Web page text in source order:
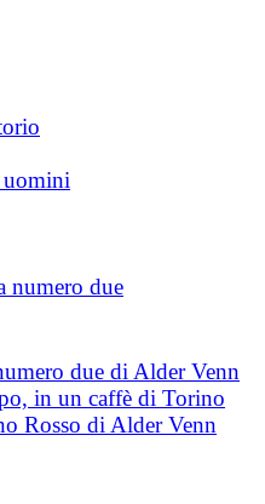
numero due
due di Alder Venn
in un caffè di Torino
Rosso di Alder Venn